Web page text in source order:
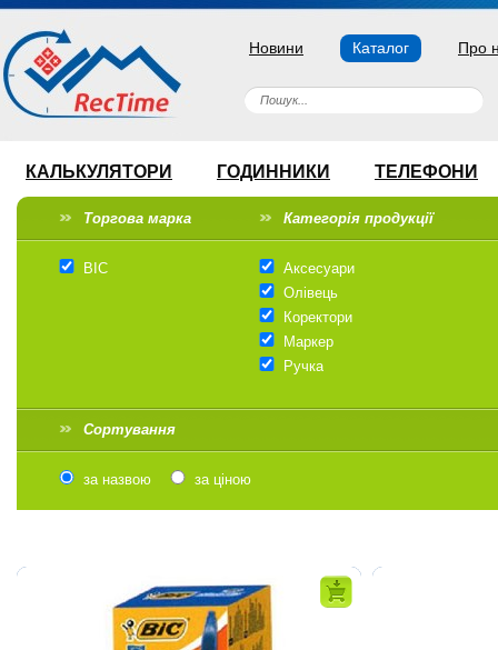
Новини Каталог Про
КАЛЬКУЛЯТОРИ ГОДИННИКИ ТЕЛЕФОНИ
Торгова марка Категорія продукції
BIC
Аксесуари
Олівець
Коректори
Маркер
Ручка
Сортування
за назвою за ціною